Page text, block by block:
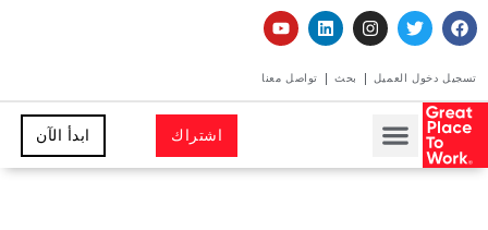
تسجيل دخول العميل بحث تواصل معنا
اشتراك ابدأ الآن